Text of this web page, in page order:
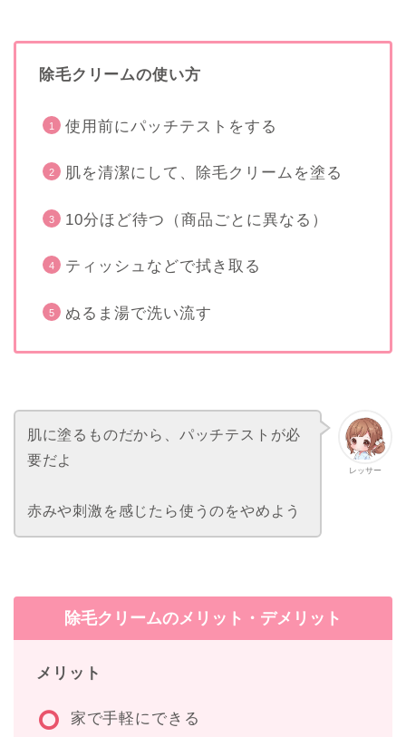
除毛クリームの使い方
使用前にパッチテストをする
肌を清潔にして、除毛クリームを塗る
10分ほど待つ（商品ごとに異なる）
ティッシュなどで拭き取る
ぬるま湯で洗い流す
レッサー
肌に塗るものだから、パッチテストが必
要だよ
赤みや刺激を感じたら使うのをやめよう
除毛クリームのメリット・デメリット
メリット
家で手軽にできる